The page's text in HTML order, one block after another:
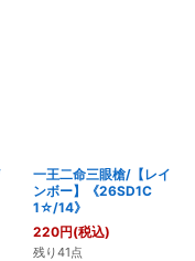
一王二命三眼槍/【レイ
ンボー】《26SD1C
1☆/14》
220円(税込)
残り41点